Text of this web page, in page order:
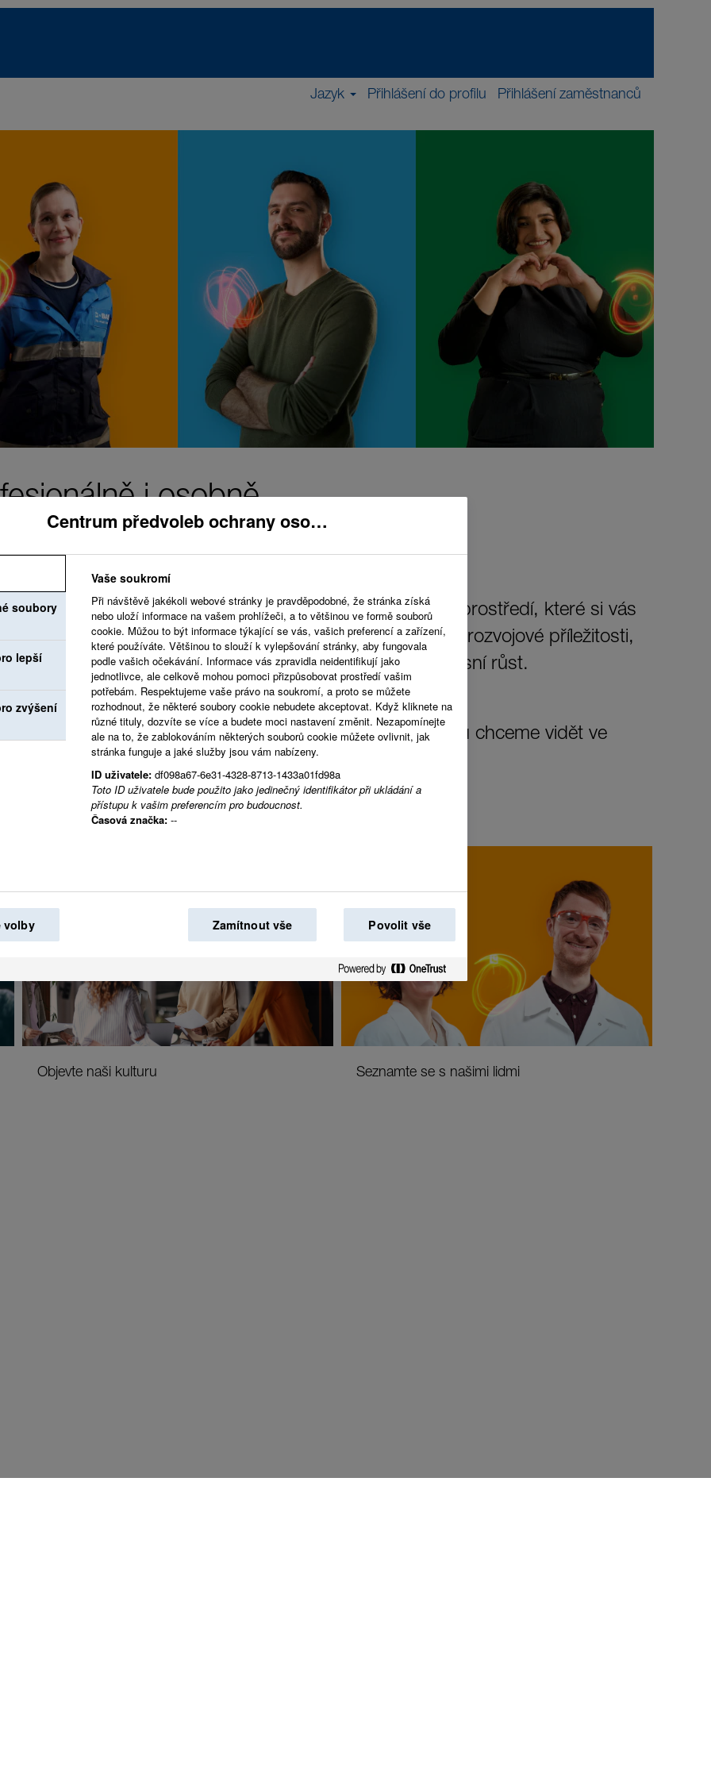
Jazyk Přihlášení do profilu Přihlášení zaměstnanců
i osobně.
Usilujeme o vytvoření pracovního prostředí, které si vás
váží a vítá vaše nápady. Nabízíme rozvojové příležitosti,
které podporují váš osobní i profesní růst.
Společně vytváříme změnu, kterou chceme vidět ve
světě.
Objevte naši kulturu Seznamte se s našimi lidmi
Centrum předvoleb ochrany osobních údajů
soubory
lepší
zvýšení
Vaše soukromí
Při návštěvě jakékoli webové stránky je pravděpodobné, že stránka získá
nebo uloží informace na vašem prohlížeči, a to většinou ve formě souborů
cookie. Můžou to být informace týkající se vás, vašich preferencí a zařízení,
které používáte. Většinou to slouží k vylepšování stránky, aby fungovala
podle vašich očekávání. Informace vás zpravidla neidentifikují jako
jednotlivce, ale celkově mohou pomoci přizpůsobovat prostředí vašim
potřebám. Respektujeme vaše právo na soukromí, a proto se můžete
rozhodnout, že některé soubory cookie nebudete akceptovat. Když kliknete na
různé tituly, dozvíte se více a budete moci nastavení změnit. Nezapomínejte
ale na to, že zablokováním některých souborů cookie můžete ovlivnit, jak
stránka funguje a jaké služby jsou vám nabízeny.
ID uživatele: df098a67-6e31-4328-8713-1433a01fd98a
Toto ID uživatele bude použito jako jedinečný identifikátor při ukládání a
přístupu k vašim preferencím pro budoucnost.
Časová značka: --
volby Zamítnout vše Povolit vše